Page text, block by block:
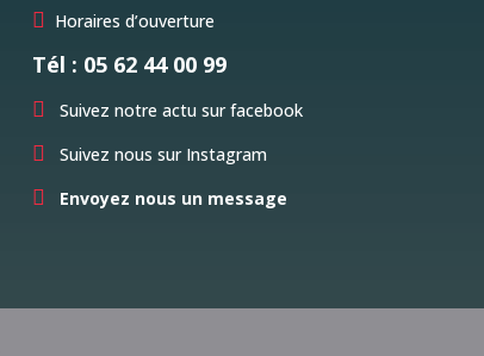
 Horaires d’ouverture
Tél : 05 62 44 00 99
 Suivez notre actu sur facebook
 Suivez nous sur Instagram
 Envoyez nous un message